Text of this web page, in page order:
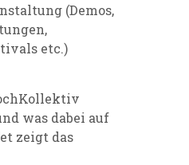
(Demos,
etc.)
was dabei auf
zeigt das